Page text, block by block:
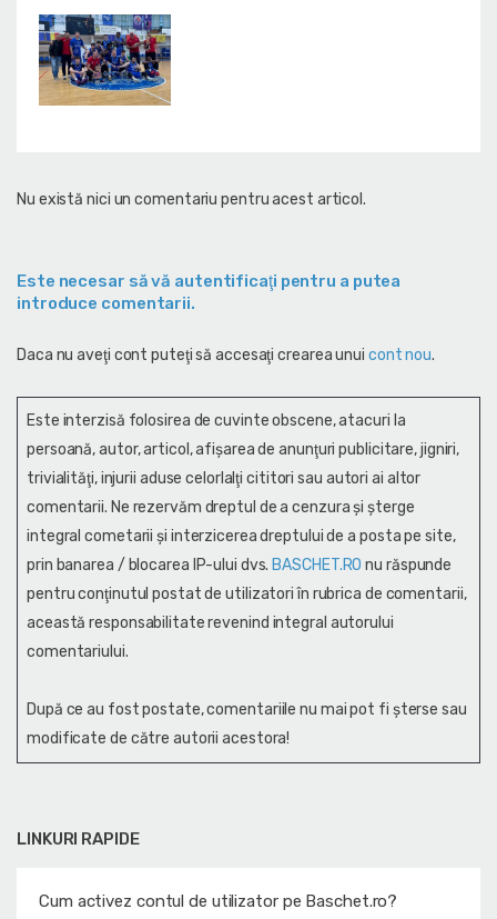
LINKURI RAPIDE
Cum activez contul de utilizator pe Baschet.ro?
Nu există nici un comentariu pentru acest articol.
Este necesar să vă autentificaţi pentru a putea
introduce comentarii.
Daca nu aveţi cont puteţi să accesaţi crearea unui cont nou.
Este interzisă folosirea de cuvinte obscene, atacuri la
persoană, autor, articol, afişarea de anunţuri publicitare, jigniri,
trivialităţi, injurii aduse celorlalţi cititori sau autori ai altor
comentarii. Ne rezervăm dreptul de a cenzura și şterge
integral cometarii și interzicerea dreptului de a posta pe site,
prin banarea / blocarea IP-ului dvs. BASCHET.RO nu răspunde
pentru conţinutul postat de utilizatori în rubrica de comentarii,
această responsabilitate revenind integral autorului
comentariului.
După ce au fost postate, comentariile nu mai pot fi șterse sau
modificate de către autorii acestora!